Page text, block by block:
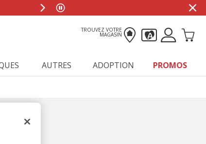
TROUVEZ VOTRE
MAGASIN
AUTRES ADOPTION PROMOS